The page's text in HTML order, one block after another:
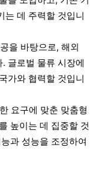
는 데 주력할 것입니
을 바탕으로, 해외
글로벌 물류 시장에
가와 협력할 것입니
요구에 맞춘 맞춤형
높이는 데 집중할 것
과 성능을 조정하여